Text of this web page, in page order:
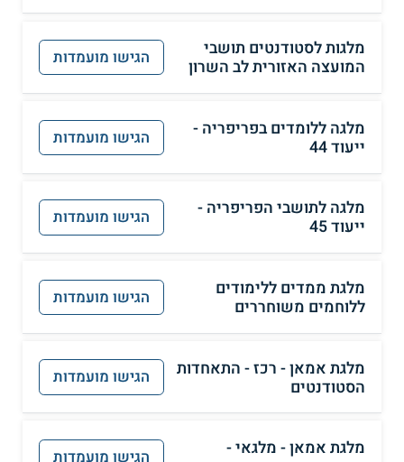
מלגות לסטודנטים תושבי
המועצה האזורית לב השרון
הגישו מועמדות
מלגה ללומדים בפריפריה -
ייעוד 44
הגישו מועמדות
מלגה לתושבי הפריפריה -
ייעוד 45
הגישו מועמדות
מלגת ממדים ללימודים
ללוחמים משוחררים
הגישו מועמדות
מלגת אמאן - רכז - התאחדות
הסטודנטים
הגישו מועמדות
מלגת אמאן - מלגאי -
הגישו מועמדות